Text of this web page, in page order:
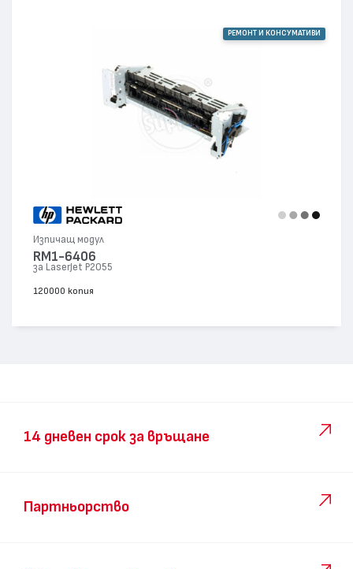
РЕМОНТ И КОНСУМАТИВИ
Изпичащ модул
RM1-6406
за LaserJet P2055
120000 копия
14 дневен срок за връщане
Партньорство